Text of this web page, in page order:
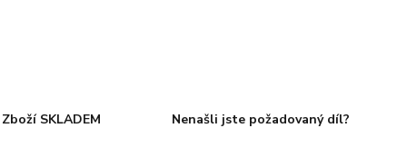
Zboží SKLADEM Nenašli jste požadovaný díl?